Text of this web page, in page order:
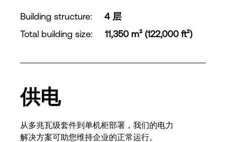
Building structure:
4 层
Total building size: 11,350 m² (122,000 ft²)
供电
从多兆瓦级套件到单机柜部署，我们的电力
解决方案可助您维持企业的正常运行。